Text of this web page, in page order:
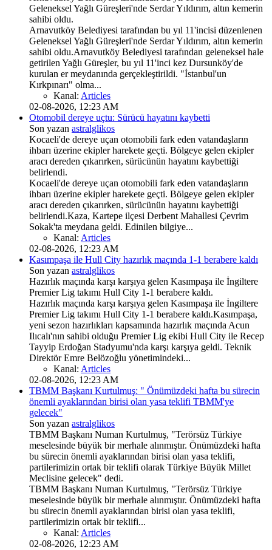
Geleneksel Yağlı Güreşleri'nde Serdar Yıldırım, altın kemerin
sahibi oldu.
Arnavutköy Belediyesi tarafından bu yıl 11'incisi düzenlenen
Geleneksel Yağlı Güreşleri'nde Serdar Yıldırım, altın kemerin
sahibi oldu.Arnavutköy Belediyesi tarafından geleneksel hale
getirilen Yağlı Güreşler, bu yıl 11'inci kez Dursunköy'de
kurulan er meydanında gerçekleştirildi. "İstanbul'un
Kırkpınarı" olma...
Kanal: Articles
02-08-2026, 12:23 AM
Otomobil dereye uçtu: Sürücü hayatını kaybetti
Son yazan astralglikos
Kocaeli'de dereye uçan otomobili fark eden vatandaşların
ihbarı üzerine ekipler harekete geçti. Bölgeye gelen ekipler
aracı dereden çıkarırken, sürücünün hayatını kaybettiği
belirlendi.
Kocaeli'de dereye uçan otomobili fark eden vatandaşların
ihbarı üzerine ekipler harekete geçti. Bölgeye gelen ekipler
aracı dereden çıkarırken, sürücünün hayatını kaybettiği
belirlendi.Kaza, Kartepe ilçesi Derbent Mahallesi Çevrim
Sokak'ta meydana geldi. Edinilen bilgiye...
Kanal: Articles
02-08-2026, 12:23 AM
Kasımpaşa ile Hull City hazırlık maçında 1-1 berabere kaldı
Son yazan astralglikos
Hazırlık maçında karşı karşıya gelen Kasımpaşa ile İngiltere
Premier Lig takımı Hull City 1-1 berabere kaldı.
Hazırlık maçında karşı karşıya gelen Kasımpaşa ile İngiltere
Premier Lig takımı Hull City 1-1 berabere kaldı.Kasımpaşa,
yeni sezon hazırlıkları kapsamında hazırlık maçında Acun
Ilıcalı'nın sahibi olduğu Premier Lig ekibi Hull City ile Recep
Tayyip Erdoğan Stadyumu'nda karşı karşıya geldi. Teknik
Direktör Emre Belözoğlu yönetimindeki...
Kanal: Articles
02-08-2026, 12:23 AM
TBMM Başkanı Kurtulmuş: " Önümüzdeki hafta bu sürecin
önemli ayaklarından birisi olan yasa teklifi TBMM'ye
gelecek"
Son yazan astralglikos
TBMM Başkanı Numan Kurtulmuş, "Terörsüz Türkiye
meselesinde büyük bir merhale alınmıştır. Önümüzdeki hafta
bu sürecin önemli ayaklarından birisi olan yasa teklifi,
partilerimizin ortak bir teklifi olarak Türkiye Büyük Millet
Meclisine gelecek" dedi.
TBMM Başkanı Numan Kurtulmuş, "Terörsüz Türkiye
meselesinde büyük bir merhale alınmıştır. Önümüzdeki hafta
bu sürecin önemli ayaklarından birisi olan yasa teklifi,
partilerimizin ortak bir teklifi...
Kanal: Articles
02-08-2026, 12:23 AM